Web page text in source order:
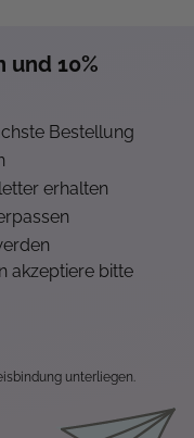
10%
Bestellung
erhalten
akzeptiere bitte
unterliegen.